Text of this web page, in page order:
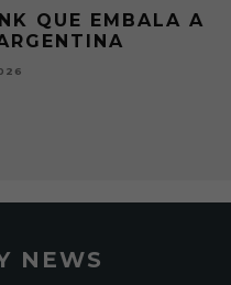
QUE EMBALA A
NEWS